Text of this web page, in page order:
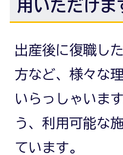
用いただけま
出産後に復職し
方など、様々な
いらっしゃいま
う、利用可能な
ています。